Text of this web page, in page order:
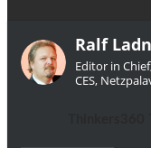
Ralf
Editor in
CES,